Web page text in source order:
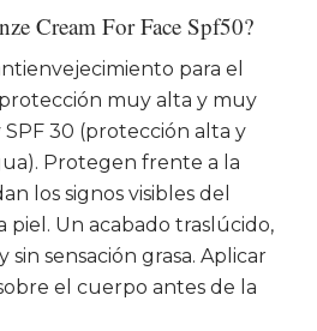
Cream For Face Spf50?
para el
muy alta y muy
30 (protección alta y
Protegen frente a la
los signos visibles del
piel. Un acabado traslúcido,
sin sensación grasa. Aplicar
el cuerpo antes de la